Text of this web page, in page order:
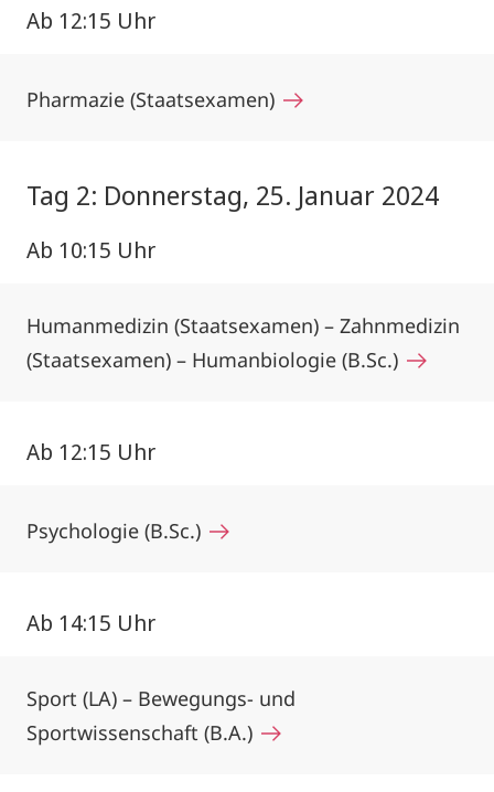
Ab 12:15 Uhr
Pharmazie (Staatsexamen)
Tag 2: Donnerstag, 25. Januar 2024
Ab 10:15 Uhr
Humanmedizin (Staatsexamen) – Zahnmedizin
(Staatsexamen) – Humanbiologie (B.Sc.)
Ab 12:15 Uhr
Psychologie (B.Sc.)
Ab 14:15 Uhr
Sport (LA) – Bewegungs- und
Sportwissenschaft (B.A.)